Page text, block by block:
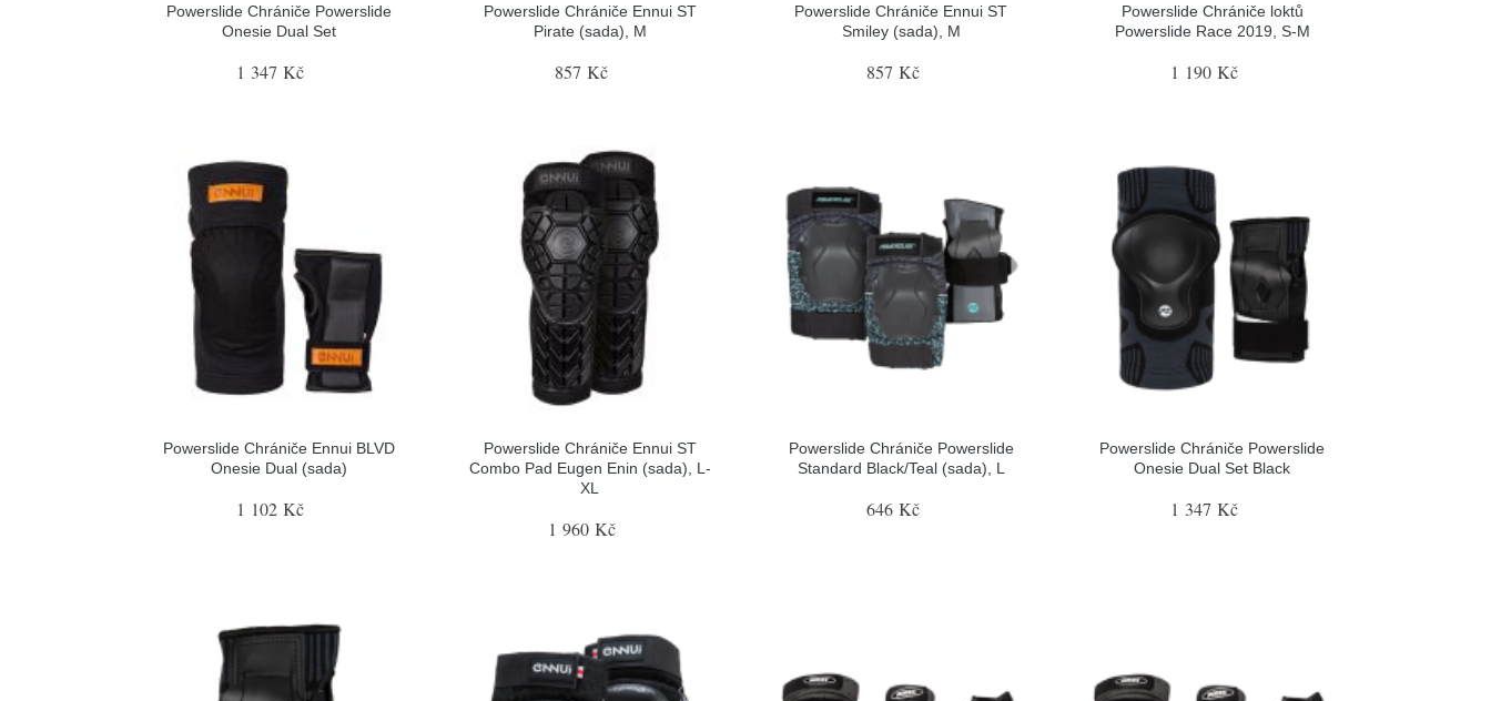
Powerslide Chrániče Powerslide
Onesie Dual Set
1 347 Kč
Powerslide Chrániče Ennui ST
Pirate (sada), M
857 Kč
Powerslide Chrániče Ennui ST
Smiley (sada), M
857 Kč
Powerslide Chrániče loktů
Powerslide Race 2019, S-M
1 190 Kč
Powerslide Chrániče Ennui BLVD
Onesie Dual (sada)
1 102 Kč
Powerslide Chrániče Ennui ST
Combo Pad Eugen Enin (sada), L-
XL
1 960 Kč
Powerslide Chrániče Powerslide
Standard Black/Teal (sada), L
646 Kč
Powerslide Chrániče Powerslide
Onesie Dual Set Black
1 347 Kč